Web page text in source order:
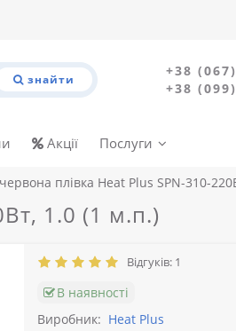
знайти
+38
+38
Акції Послуги
плівка Heat Plus SPN-310-
1.0 (1 м.п.)
Відгуків: 1
В наявності
Виробник: Heat Plus